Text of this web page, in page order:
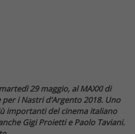
29 maggio, al MAXXI di
i Nastri d’Argento 2018. Uno
importanti del cinema italiano
Gigi Proietti e Paolo Taviani.